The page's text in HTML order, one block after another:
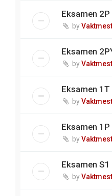
Eksamen
by
Eksamen
by
Eksamen
by
Eksamen
by
Eksamen
by